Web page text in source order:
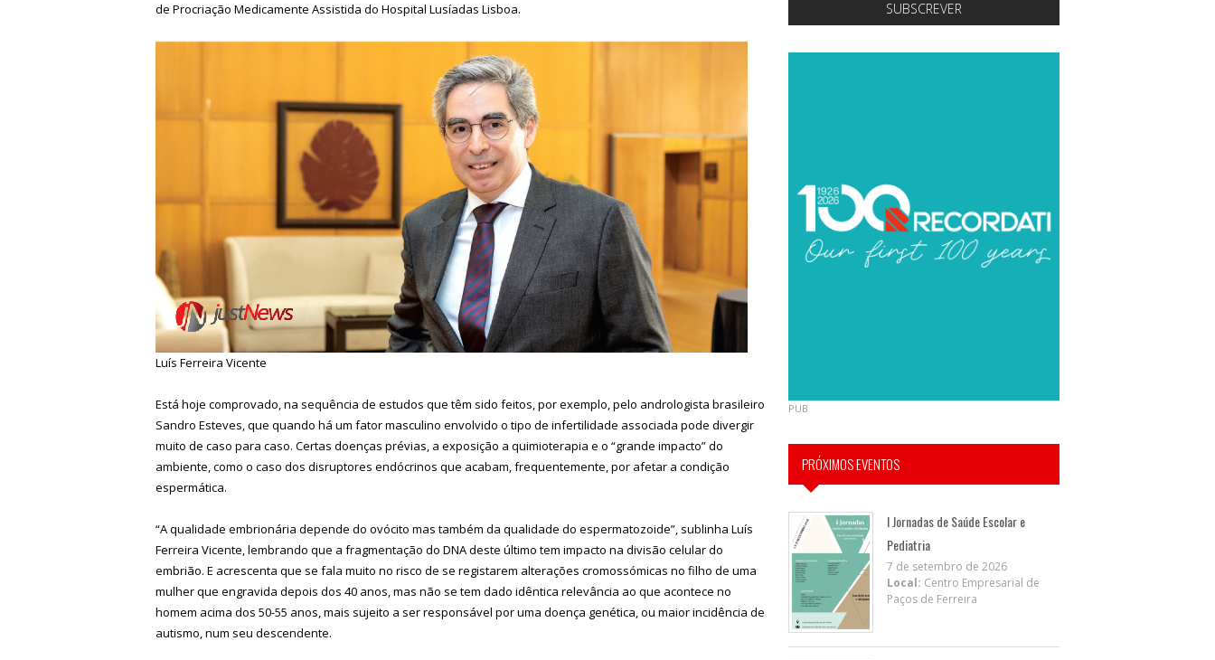
de Procriação Medicamente Assistida do Hospital Lusíadas Lisboa.
Luís Ferreira Vicente
Está hoje comprovado, na sequência de estudos que têm sido feitos, por exemplo, pelo andrologista brasileiro
Sandro Esteves, que quando há um fator masculino envolvido o tipo de infertilidade associada pode divergir
muito de caso para caso. Certas doenças prévias, a exposição a quimioterapia e o “grande impacto” do
ambiente, como o caso dos disruptores endócrinos que acabam, frequentemente, por afetar a condição
espermática.
“A qualidade embrionária depende do ovócito mas também da qualidade do espermatozoide”, sublinha Luís
Ferreira Vicente, lembrando que a fragmentação do DNA deste último tem impacto na divisão celular do
embrião. E acrescenta que se fala muito no risco de se registarem alterações cromossómicas no filho de uma
mulher que engravida depois dos 40 anos, mas não se tem dado idêntica relevância ao que acontece no
homem acima dos 50-55 anos, mais sujeito a ser responsável por uma doença genética, ou maior incidência de
autismo, num seu descendente.
SUBSCREVER
PUB
PRÓXIMOS EVENTOS
I Jornadas de Saúde Escolar e
Pediatria
7 de setembro de 2026
Local: Centro Empresarial de
Paços de Ferreira